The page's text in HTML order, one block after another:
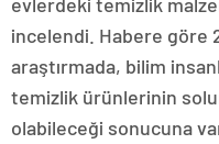
incelendi. Habere göre
araştırmada, bilim
temizlik ürünlerinin
olabileceği sonucuna